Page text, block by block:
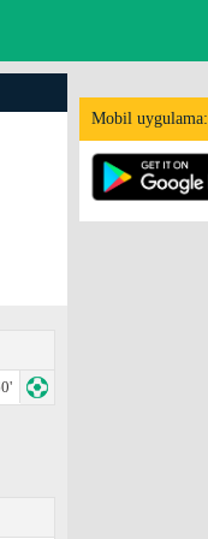
Mobil uygulama: